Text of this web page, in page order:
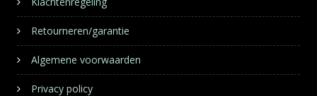
Retourneren/garantie
Algemene voorwaarden
Privacy policy